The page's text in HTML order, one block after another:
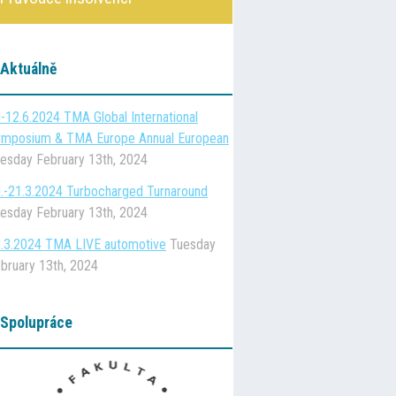
Aktuálně
12.6.2024 TMA Global International
& TMA Europe Annual European
February 13th, 2024
21.3.2024 Turbocharged Turnaround
February 13th, 2024
TMA LIVE automotive Tuesday
13th, 2024
Spolupráce